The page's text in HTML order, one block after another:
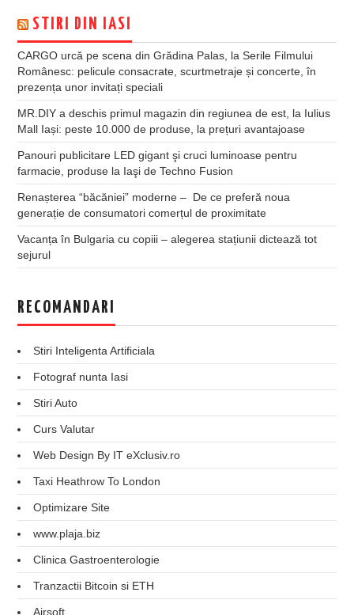
STIRI DIN IASI
CARGO urcă pe scena din Grădina Palas, la Serile Filmului
Românesc: pelicule consacrate, scurtmetraje și concerte, în
prezența unor invitați speciali
MR.DIY a deschis primul magazin din regiunea de est, la Iulius
Mall Iași: peste 10.000 de produse, la prețuri avantajoase
Panouri publicitare LED gigant şi cruci luminoase pentru
farmacie, produse la Iaşi de Techno Fusion
Renașterea “băcăniei” moderne – De ce preferă noua
generație de consumatori comerțul de proximitate
Vacanța în Bulgaria cu copiii – alegerea stațiunii dictează tot
sejurul
RECOMANDARI
Stiri Inteligenta Artificiala
Fotograf nunta Iasi
Stiri Auto
Curs Valutar
Web Design By IT eXclusiv.ro
Taxi Heathrow To London
Optimizare Site
www.plaja.biz
Clinica Gastroenterologie
Tranzactii Bitcoin si ETH
Airsoft